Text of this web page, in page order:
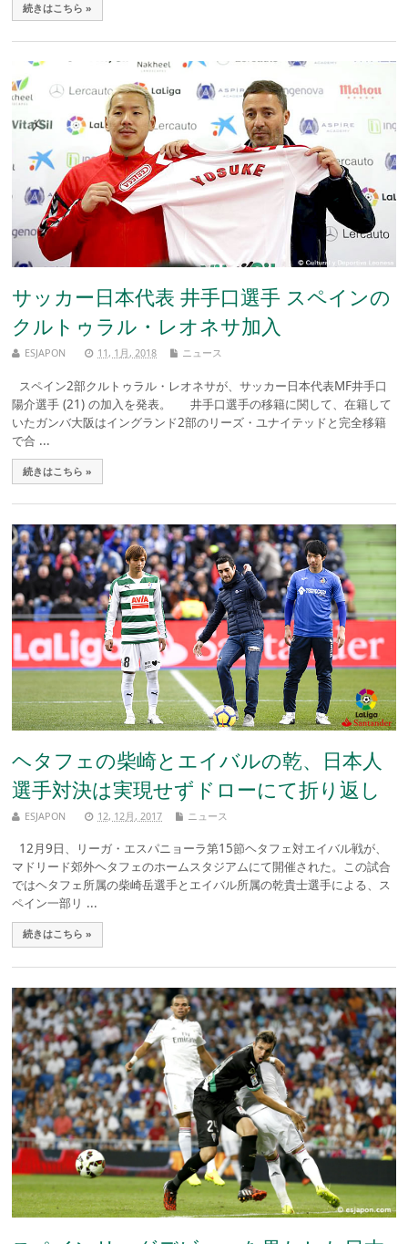
続きはこちら »
サッカー日本代表 井手口選手 スペインの
クルトゥラル・レオネサ加入
ESJAPON 11, 1月, 2018 ニュース
スペイン2部クルトゥラル・レオネサが、サッカー日本代表MF井手口
陽介選手 (21) の加入を発表。 井手口選手の移籍に関して、在籍して
いたガンバ大阪はイングランド2部のリーズ・ユナイテッドと完全移籍
で合 ...
続きはこちら »
ヘタフェの柴崎とエイバルの乾、日本人
選手対決は実現せずドローにて折り返し
ESJAPON 12, 12月, 2017 ニュース
12月9日、リーガ・エスパニョーラ第15節ヘタフェ対エイバル戦が、
マドリード郊外ヘタフェのホームスタジアムにて開催された。この試合
ではヘタフェ所属の柴崎岳選手とエイバル所属の乾貴士選手による、ス
ペイン一部リ ...
続きはこちら »